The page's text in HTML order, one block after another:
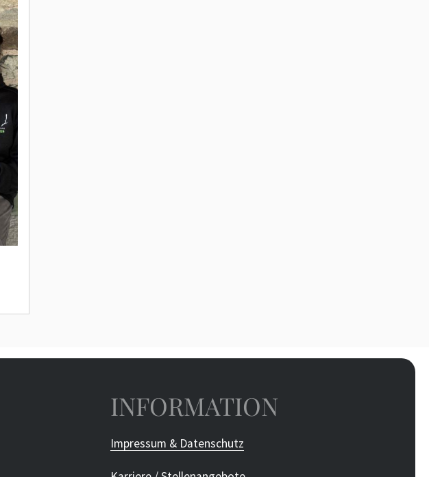
INFORMATION
Impressum & Datenschutz